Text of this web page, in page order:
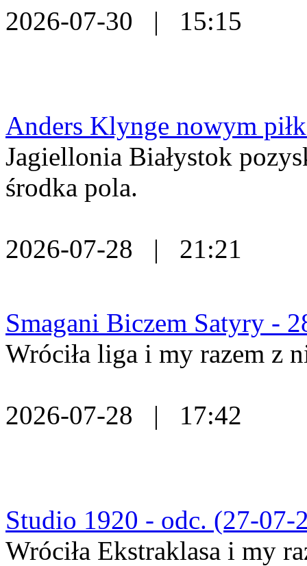
2026-07-30 | 15:15
Anders Klynge nowym
Jagiellonia Białystok
środka pola.
2026-07-28 | 21:21
Smagani Biczem Satyry -
Wróciła liga i my razem z
2026-07-28 | 17:42
Studio 1920 - odc. (27-07-
Wróciła Ekstraklasa i my